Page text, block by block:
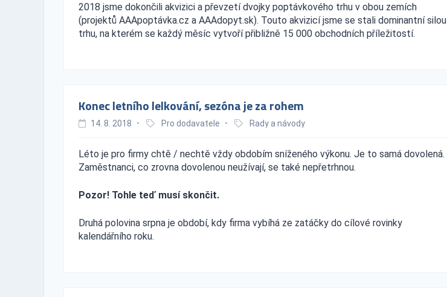
2018 jsme dokončili akvizici a převzetí dvojky poptávkového trhu v obou zemích
(projektů AAApoptávka.cz a AAAdopyt.sk). Touto akvizicí jsme se stali dominantní silou
trhu, na kterém se každý měsíc vytvoří přibližně 15 000 obchodních příležitostí.
Konec letního lelkování, sezóna je za rohem
14. 8. 2018 • Pro dodavatele • Rady a návody
Léto je pro firmy chtě / nechtě vždy obdobím sníženého výkonu. Je to samá dovolená.
Zaměstnanci, co zrovna dovolenou neužívají, se také nepřetrhnou.
Pozor! Tohle teď musí skončit.
Druhá polovina srpna je období, kdy firma vybíhá ze zatáčky do cílové rovinky
kalendářního roku.